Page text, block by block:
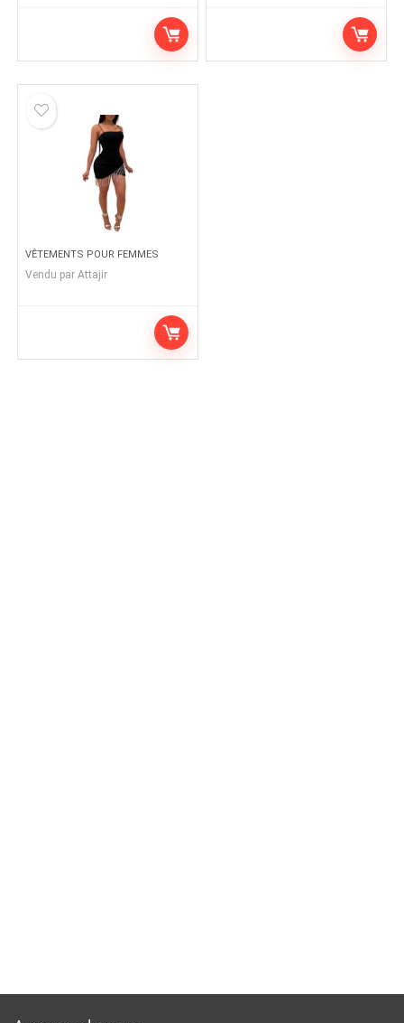
VÊTEMENTS POUR FEMMES
Vendu par Attajir